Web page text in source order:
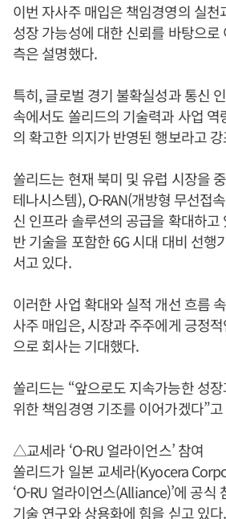
이번 자사주 매입은 책임경영의 실천
성장 가능성에 대한 신뢰를 바탕으
측은 설명했다.
특히, 글로벌 경기 불확실성과 통신
속에서도 쏠리드의 기술력과 사업
의 확고한 의지가 반영된 행보라고
쏠리드는 현재 북미 및 유럽 시장을
테나시스템), O-RAN(개방형 무선접
신 인프라 솔루션의 공급을 확대하고
반 기술을 포함한 6G 시대 대비 선행
서고 있다.
이러한 사업 확대와 실적 개선 흐름
사주 매입은, 시장과 주주에게 긍정
으로 회사는 기대했다.
쏠리드는 “앞으로도 지속가능한 성
위한 책임경영 기조를 이어가겠다”
△교세라 ‘O-RU 얼라이언스’ 참여
쏠리드가 일본 교세라(Kyocera
‘O-RU 얼라이언스(Alliance)’에 공식
기술 연구와 상용화에 힘을 싣고 있다.